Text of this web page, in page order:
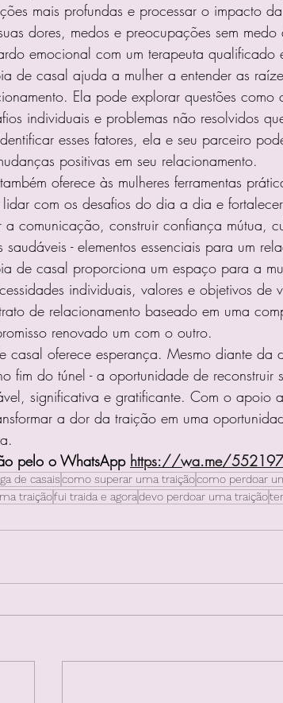
mais profundas e processar o impacto
dores, medos e preocupações sem
emocional com um terapeuta qualificado
de casal ajuda a mulher a entender as
Ela pode explorar questões
individuais e problemas não resolvidos
esses fatores, ela e seu parceiro
positivas em seu relacionamento.
oferece às mulheres ferramentas
lidar com os desafios do dia a dia e
a comunicação, construir confiança mútua,
saudáveis ​​- elementos essenciais para um
de casal proporciona um espaço para a
individuais, valores e objetivos de
de relacionamento baseado em uma
renovado um com o outro.
casal oferece esperança. Mesmo diante
fim do túnel - a oportunidade de reconstruir
significativa e gratificante. Com o apoio
a dor da traição em uma
pelo o WhatsApp https://wa.me/
de casaiscomo superar uma traiçãocomo perdoar
traiçãofui traida e agoradevo perdoar uma traição